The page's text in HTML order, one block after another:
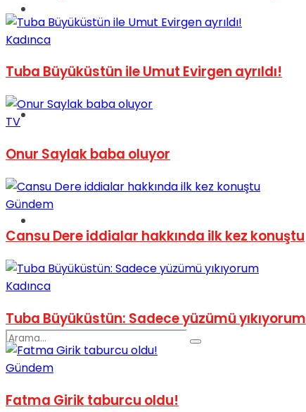
Spor
Kadınca
Tuba Büyüküstün ile Umut Evirgen ayrıldı!
TV
Onur Saylak baba oluyor
Gündem
Cansu Dere iddialar hakkında ilk kez konuştu
Kadınca
Tuba Büyüküstün: Sadece yüzümü yıkıyorum
Gündem
Fatma Girik taburcu oldu!